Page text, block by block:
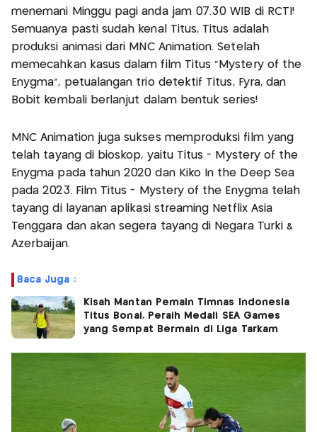
menemani Minggu pagi anda jam 07.30 WIB di RCTI!
Semuanya pasti sudah kenal Titus, Titus adalah
produksi animasi dari MNC Animation. Setelah
memecahkan kasus dalam film Titus “Mystery of the
Enygma”, petualangan trio detektif Titus, Fyra, dan
Bobit kembali berlanjut dalam bentuk series!
MNC Animation juga sukses memproduksi film yang
telah tayang di bioskop, yaitu Titus - Mystery of the
Enygma pada tahun 2020 dan Kiko In the Deep Sea
pada 2023. Film Titus - Mystery of the Enygma telah
tayang di layanan aplikasi streaming Netflix Asia
Tenggara dan akan segera tayang di Negara Turki &
Azerbaijan.
Baca Juga :
Kisah Mantan Pemain Timnas Indonesia
Titus Bonai, Peraih Medali SEA Games
yang Sempat Bermain di Liga Tarkam